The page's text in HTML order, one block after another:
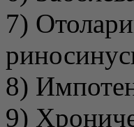
7)
8)
9)